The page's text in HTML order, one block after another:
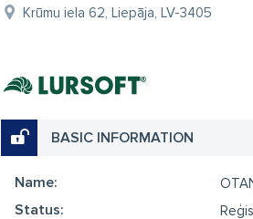
Krūmu iela 62, Liepāja, LV-3405
BASIC INFORMATION
Name:
Status: